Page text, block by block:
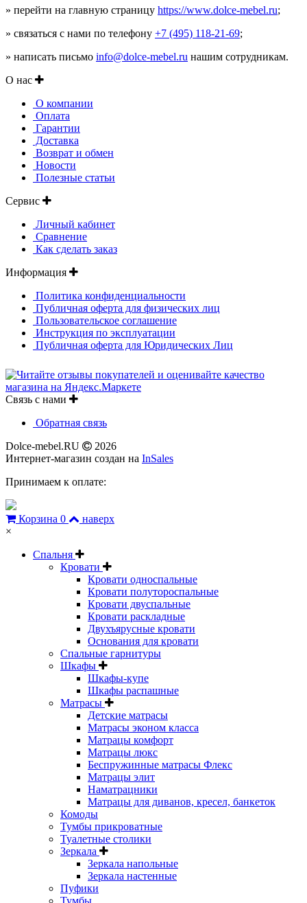
» перейти на главную страницу https://www.dolce-mebel.ru;
» связаться с нами по телефону +7 (495) 118-21-69;
» написать письмо info@dolce-mebel.ru нашим сотрудникам.
О нас
О компании
Оплата
Гарантии
Доставка
Возврат и обмен
Новости
Полезные статьи
Сервис
Личный кабинет
Сравнение
Как сделать заказ
Информация
Политика конфиденциальности
Публичная оферта для физических лиц
Пользовательское соглашение
Инструкция по эксплуатации
Публичная оферта для Юридических Лиц
Связь с нами
Обратная связь
Dolce-mebel.RU
2026
Интернет-магазин создан на InSales
Принимаем к оплате:
Корзина 0
наверх
×
Спальня
Кровати
Кровати односпальные
Кровати полутороспальные
Кровати двуспальные
Кровати раскладные
Двухъярусные кровати
Основания для кровати
Спальные гарнитуры
Шкафы
Шкафы-купе
Шкафы распашные
Матрасы
Детские матрасы
Матрасы эконом класса
Матрацы комфорт
Матрацы люкс
Беспружинные матрасы Флекс
Матрацы элит
Наматрацники
Матрацы для диванов, кресел, банкеток
Комоды
Тумбы прикроватные
Туалетные столики
Зеркала
Зеркала напольные
Зеркала настенные
Пуфики
Тумбы